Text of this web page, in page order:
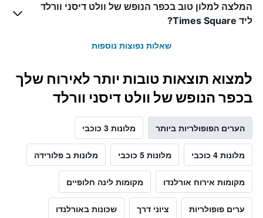
המלצה למלון טוב בכפר הנופש של וולט דיסני וורלד
ליד Times Square?
שאלות נפוצות נוספות
למצוא תוצאות טובות יותר לאירוח שלך
בכפר הנופש של וולט דיסני וורלד
הערים הפופולריות ביותר מלונות 3 כוכבי
מלונות 4 כוכבי מלונות 5 כוכבי מלונות ב פלורידה
מקומות אירוח אורלנדו מקומות לינה חלופיים
ערים פופולריות ציוני דרך שכונות באורלנדו